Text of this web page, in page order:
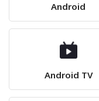
Android
Android TV